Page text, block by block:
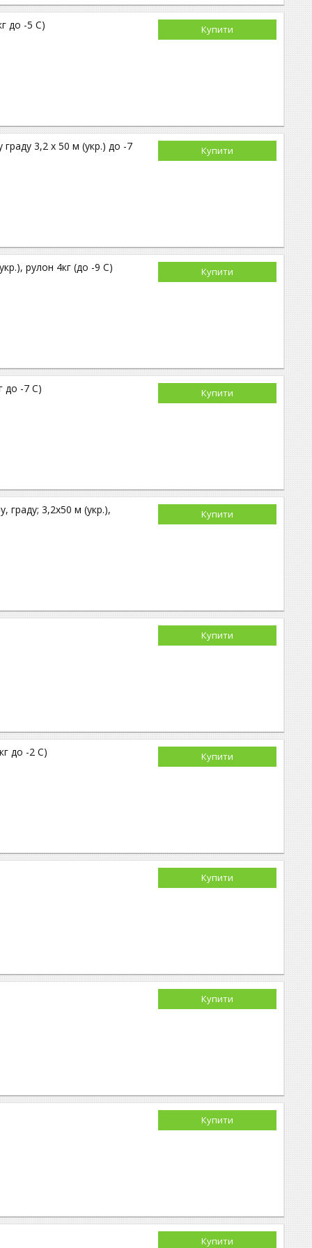
Купити
до -5 С)
Купити
граду 3,2 х 50 м (укр.) до -7
Купити
рулон 4кг (до -9 С)
Купити
до -7 С)
Купити
граду; 3,2х50 м (укр.),
Купити
Купити
до -2 С)
Купити
Купити
Купити
Купити